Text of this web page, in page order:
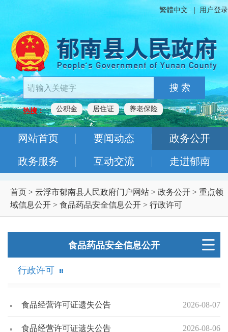
繁體中文 用户登录
搜 索
热搜： 公积金 居住证 养老保险
网站首页 要闻动态 政务公开
政务服务 互动交流 走进郁南
首页 > 云浮市郁南县人民政府门户网站 > 政务公开 > 重点领
域信息公开 > 食品药品安全信息公开 > 行政许可
食品药品安全信息公开
行政许可
食品经营许可证遗失公告 2026-08-07
食品经营许可证遗失公告 2026-08-06